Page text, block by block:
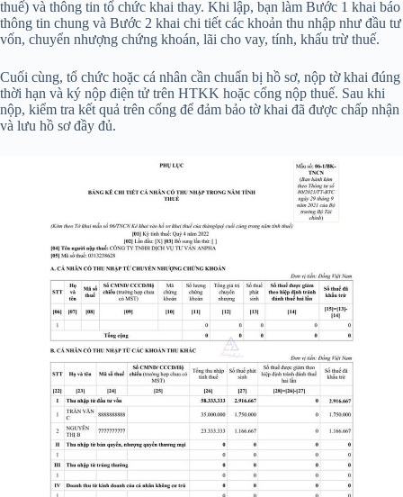
thuế) và thông tin tổ chức khai thay. Khi lập, bạn làm Bước 1 khai báo
thông tin chung và Bước 2 khai chi tiết các khoản thu nhập như đầu tư
vốn, chuyển nhượng chứng khoán, lãi cho vay, tính, khấu trừ thuế.
Cuối cùng, tổ chức hoặc cá nhân cần chuẩn bị hồ sơ, nộp tờ khai đúng
thời hạn và ký nộp điện tử trên HTKK hoặc cổng nộp thuế. Sau khi
nộp, kiểm tra kết quả trên cổng để đảm bảo tờ khai đã được chấp nhận
và lưu hồ sơ đầy đủ.